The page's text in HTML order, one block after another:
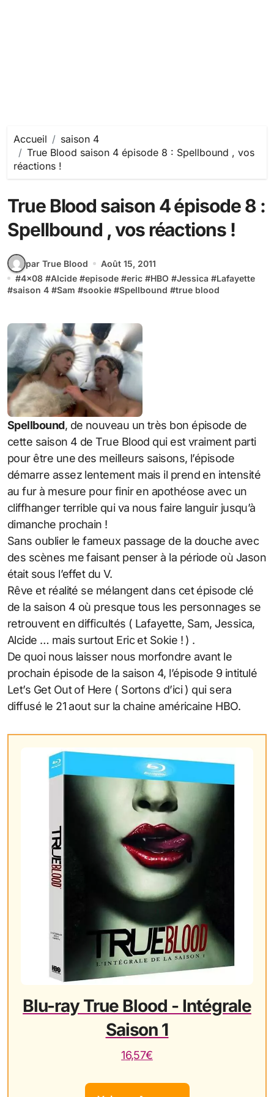
Accueil
saison 4
True Blood saison 4 épisode 8 : Spellbound , vos
réactions !
True Blood saison 4 épisode 8 :
Spellbound , vos réactions !
par True Blood
Août 15, 2011
#4x08 #Alcide #episode #eric #HBO #Jessica #Lafayette
#saison 4 #Sam #sookie #Spellbound #true blood
Spellbound, de nouveau un très bon épisode de
cette saison 4 de True Blood qui est vraiment parti
pour être une des meilleurs saisons, l’épisode
démarre assez lentement mais il prend en intensité
au fur à mesure pour finir en apothéose avec un
cliffhanger terrible qui va nous faire languir jusqu’à
dimanche prochain !
Sans oublier le fameux passage de la douche avec
des scènes me faisant penser à la période où Jason
était sous l’effet du V.
Rêve et réalité se mélangent dans cet épisode clé
de la saison 4 où presque tous les personnages se
retrouvent en difficultés ( Lafayette, Sam, Jessica,
Alcide … mais surtout Eric et Sokie ! ) .
De quoi nous laisser nous morfondre avant le
prochain épisode de la saison 4, l’épisode 9 intitulé
Let’s Get Out of Here ( Sortons d’ici ) qui sera
diffusé le 21 aout sur la chaine américaine HBO.
Blu-ray True Blood - Intégrale
Saison 1
16,57€